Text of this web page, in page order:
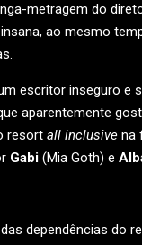
metragem do
ao mesmo
escritor inseguro e
aparentemente
resort all inclusive na
Gabi (Mia Goth) e
dependências do